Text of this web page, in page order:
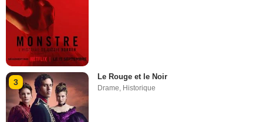
3
Le Rouge et le Noir
Drame, Historique